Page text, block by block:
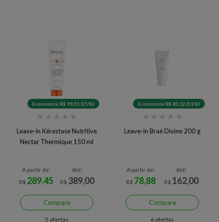
Economize R$ 99,55 (25%)
★ ★ ★ ★ ★
Leave-in Kérastase Nutritive
Nectar Thermique 150 ml
A partir de:
R$ 289,45
Até:
R$ 389,00
Compare
5 ofertas
Economize R$ 83,12 (51%)
★ ★ ★ ★ ★
Leave-in Braé Divine 200 g
A partir de:
R$ 78,88
Até:
R$ 162,00
Compare
6 ofertas